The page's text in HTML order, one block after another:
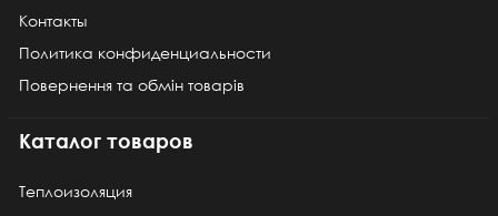
Контакты
Политика конфиденциальности
Повернення та обмін товарів
Каталог товаров
Теплоизоляция